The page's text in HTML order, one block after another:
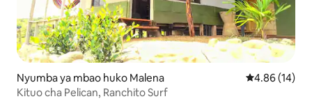
Nyumba ya mbao huko Malena Ukadiriaji wa
4.86 (14)
Kituo cha Pelican, Ranchito Surf